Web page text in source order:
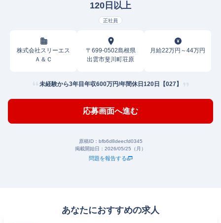
120日以上
正社員
株式会社スリーエス
Ａ＆Ｃ
〒699-0502島根県
出雲市斐川町荘原
月給22万円～44万円
未経験から3年目年収600万円/年間休日120日【027】
応募画面へ進む
原稿ID： bfb6d8deecfd0345
掲載開始日： 2026/05/25（月）
問題を報告する
あなたにおすすめの求人